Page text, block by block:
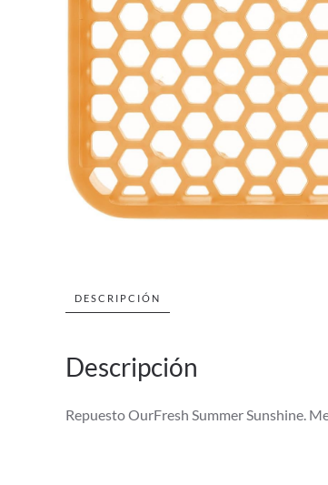
DESCRIPCIÓN
Descripción
Repuesto OurFresh Summer Sunshine.